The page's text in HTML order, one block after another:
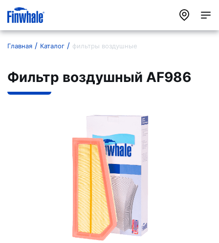
Главная Каталог фильтры воздушные
Фильтр воздушный AF986